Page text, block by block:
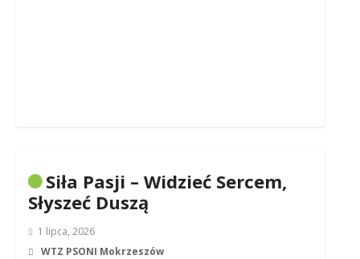
Siła Pasji – Widzieć Sercem,
Słyszeć Duszą
1 lipca, 2026
WTZ PSONI Mokrzeszów